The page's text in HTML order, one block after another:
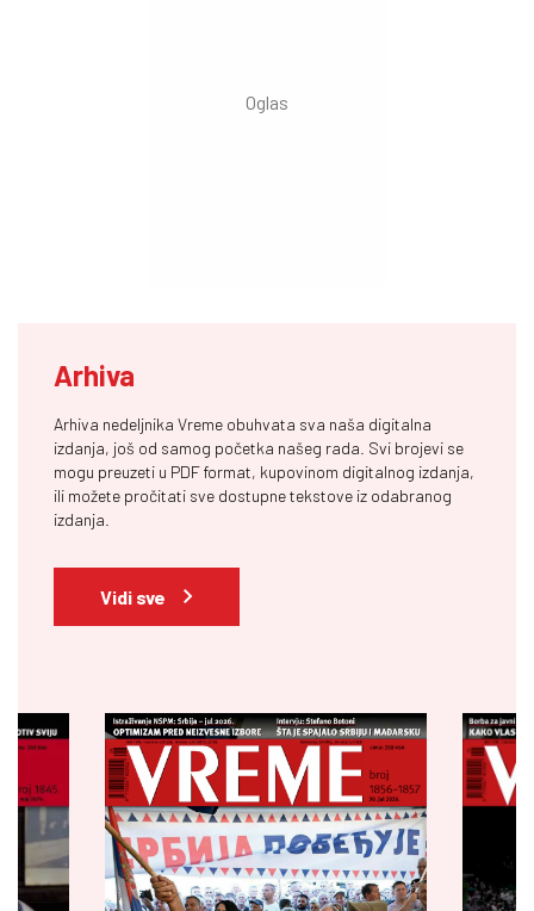
Arhiva
Arhiva nedeljnika Vreme obuhvata sva naša digitalna
izdanja, još od samog početka našeg rada. Svi brojevi se
mogu preuzeti u PDF format, kupovinom digitalnog izdanja,
ili možete pročitati sve dostupne tekstove iz odabranog
izdanja.
Vidi sve